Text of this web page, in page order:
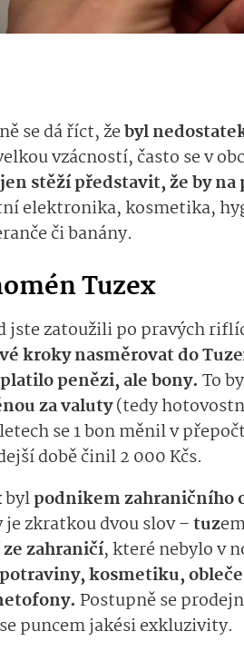
se dá říct, žebyl
vzácností, často se v
jen stěží představit, že by
elektronika, kosmetika,
či banány.
Tuzex
jste zatoužili po pravých
kroky nasměrovat do
penězi, ale bony. To
za valuty(tedy
se 1 bon měnil v
době činil 2 000 Kčs.
bylpodnikem zahraničního
je zkratkou dvou slov –tuz
zahraničí, které nebylo v
kosmetiku,
Postupně se
puncem jakési exkluzivity.